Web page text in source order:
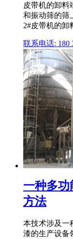
皮带机的卸料
和振动筛的筛
2#皮带机的卸
联系电话: 180
一种多
方法
本技术涉及一
漆的生产设备